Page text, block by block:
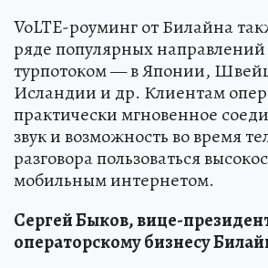
VoLTE-роуминг от Билайна
ряде популярных
турпотоком — в Японии,
Исландии и др. Клиентам
практически мгновенное
звук и возможность во время
разговора пользоваться
мобильным интернетом.
Сергей Быков, вице-
операторскому бизнесу